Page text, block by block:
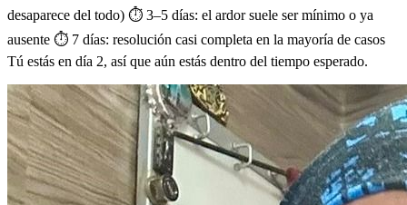
desaparece del todo) ⏱ 3–5 días: el ardor suele ser mínimo o ya
ausente ⏱ 7 días: resolución casi completa en la mayoría de casos
Tú estás en día 2, así que aún estás dentro del tiempo esperado.